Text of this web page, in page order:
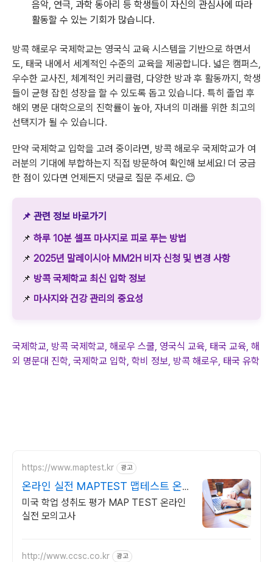
음악, 연극, 과학 동아리 등 학생들이 자신의 관심사에 따라
활동할 수 있는 기회가 많습니다.
방콕 해로우 국제학교는 영국식 교육 시스템을 기반으로 하면서
도, 태국 내에서 세계적인 수준의 교육을 제공합니다. 넓은 캠퍼스,
우수한 교사진, 체계적인 커리큘럼, 다양한 방과 후 활동까지, 학생
들이 균형 잡힌 성장을 할 수 있도록 돕고 있습니다. 특히 졸업 후
해외 명문 대학으로의 진학률이 높아, 자녀의 미래를 위한 최고의
선택지가 될 수 있습니다.
만약 국제학교 입학을 고려 중이라면, 방콕 해로우 국제학교가 여
러분의 기대에 부합하는지 직접 방문하여 확인해 보세요! 더 궁금
한 점이 있다면 언제든지 댓글로 질문 주세요. 😊
📌 관련 정보 바로가기
📌 하루 10분 셀프 마사지로 피로 푸는 방법
📌 2025년 말레이시아 MM2H 비자 신청 및 변경 사항
📌 방콕 국제학교 최신 입학 정보
📌 마사지와 건강 관리의 중요성
국제학교, 방콕 국제학교, 해로우 스쿨, 영국식 교육, 태국 교육, 해
외 명문대 진학, 국제학교 입학, 학비 정보, 방콕 해로우, 태국 유학
https://www.maptest.kr 광고
온라인 실전 MAPTEST 맵테스트 온
라인 모의고사
미국 학업 성취도 평가 MAP TEST 온라인
실전 모의고사
http://www.ccsc.co.kr 광고